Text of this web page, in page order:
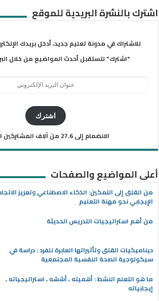
اشترك بالنشرة البريدية للموقع
للاشتراك في مدونة تعليم جديد، أدخل بريدك
"اشترك" لتستقبل أحدث المواضيع من خلال
اشترك
الانضمام إلى 27.6 من آلاف المشتركين الآخرين
أعلى المواضيع والصفحات
من القلق إلى التمكين: الذكاء الاصطناعي وتعزيز
الإيجابي نحو مهنة التعليم
من أهم استراتيجيات التدريس الحديثة
ديناميكيات القلق وتأثيراتها العابرة للفرد : دراسة في
سيكولوجية الصحة النفسية المجتمعية
ما هو التعلم النشط : أهميته ـ أسُسُه ـ استراتيجياته ـ
إيجابياته